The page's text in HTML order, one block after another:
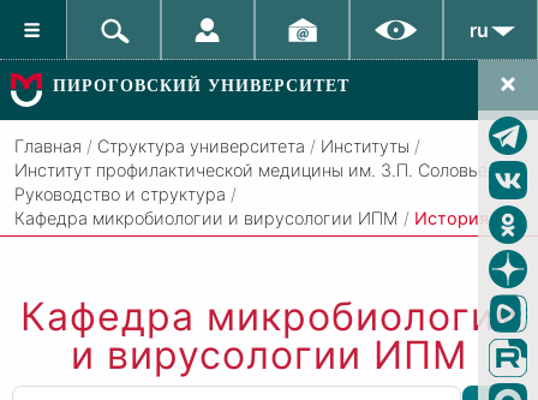
ru
ПИРОГОВСКИЙ УНИВЕРСИТЕТ
Главная / Структура университета / Институты /
Институт профилактической медицины им. З.П. Соловьева /
Руководство и структура /
Кафедра микробиологии и вирусологии ИПМ / История
Кафедра микробиологии
и вирусологии ИПМ